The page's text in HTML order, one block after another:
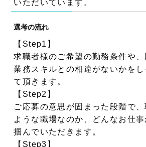
いただいています。
選考の流れ
【Step1】
求職者様のご希望の勤務条件や
業務スキルとの相違がないかを
て頂きます。
【Step2】
ご応募の意思が固まった段階で
ような職場なのか、どんなお仕
掴んでいただきます。
【Step3】